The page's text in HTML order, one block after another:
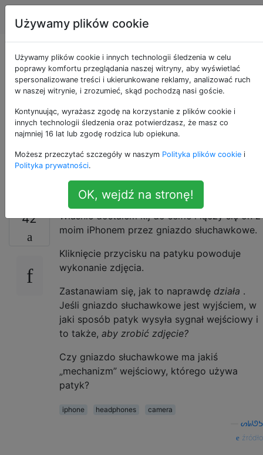
Apple Tagi
W jaki sposób mój
selfie Stick robi
zdjęcia za pomocą *
gniazda
słuchawkowego *?
42
Właśnie dostałem kij do selfie i łączy się on z
moim iPhonem przez gniazdo słuchawkowe.
Kliknięcie przycisku na patyku powoduje
wykonanie zdjęcia.
Zastanawiam się, jak to naprawdę działa .
Jeśli gniazdo słuchawkowe jest wyjściem, w
jaki sposób patyk wysyła sygnał wejściowy i
to także, aby zrobić zdjęcie?
Czy gniazdo słuchawkowe ma jakiś
„mechanizm” wejściowy, którego używa
patyk?
iphone headphones
camera
ᔕᖺᘎᕊ
źródło
Używamy plików cookie
Używamy plików cookie i innych technologii śledzenia w celu
poprawy komfortu przeglądania naszej witryny, aby wyświetlać
spersonalizowane treści i ukierunkowane reklamy, analizować ruch
w naszej witrynie, i zrozumieć, skąd pochodzą nasi goście.
Kontynuując, wyrażasz zgodę na korzystanie z plików cookie i
innych technologii śledzenia oraz potwierdzasz, że masz co
najmniej 16 lat lub zgodę rodzica lub opiekuna.
Możesz przeczytać szczegóły w naszym Polityka plików cookie i
Polityka prywatności.
OK, wejdź na stronę!